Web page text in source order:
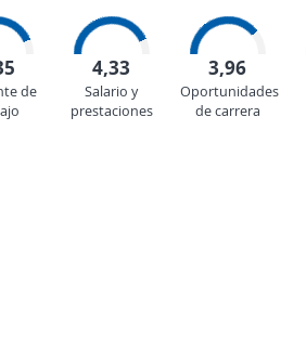
de
4,33
Salario y
prestaciones
3,96
Oportunidades
de carrera